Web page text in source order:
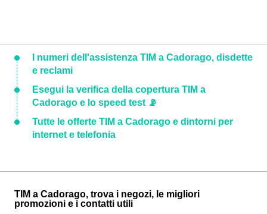
I numeri dell'assistenza TIM a Cadorago, disdette
e reclami
Esegui la verifica della copertura TIM a
Cadorago e lo speed test 📡
Tutte le offerte TIM a Cadorago e dintorni per
internet e telefonia
TIM a Cadorago, trova i negozi, le migliori
promozioni e i contatti utili